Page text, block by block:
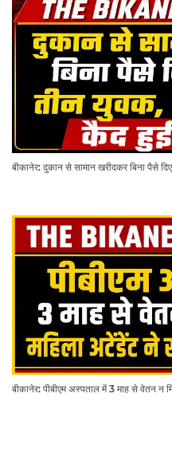
बीकानेर: दुकान से सामान खरीदकर बिना पैसे
बीकानेर: पीबीएम अस्पताल में 3 माह से वेतन न